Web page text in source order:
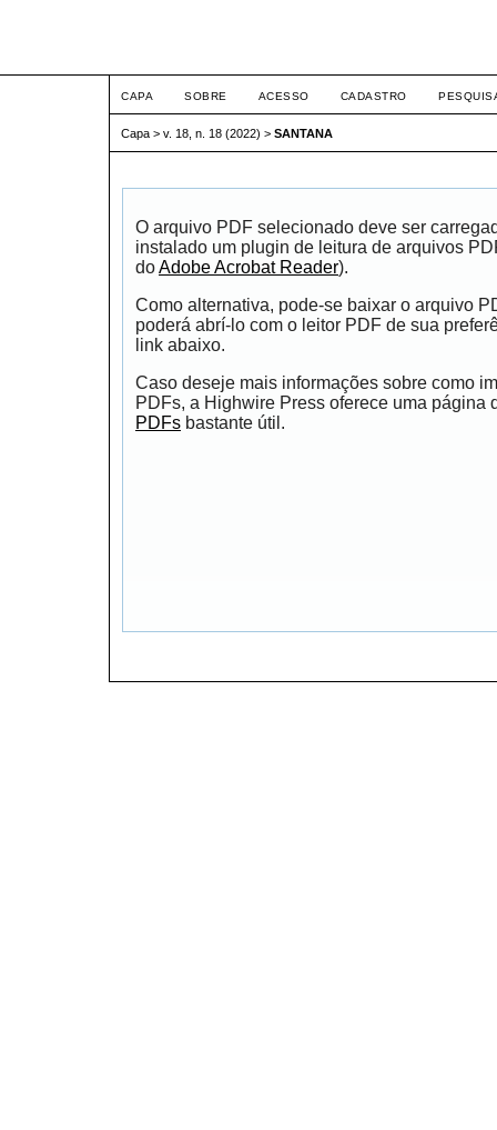
CAPA SOBRE ACESSO CADASTRO
Capa > v. 18, n. 18 (2022) > SANTANA
O arquivo PDF selecionado deve ser
instalado um plugin de leitura de arquivos
doAdobe Acrobat Reader).
Como alternativa, pode-se baixar o arquivo
poderá abrí-lo com o leitor PDF de sua
link abaixo.
Caso deseje mais informações sobre como
PDFs, a Highwire Press oferece uma página
PDFs bastante útil.